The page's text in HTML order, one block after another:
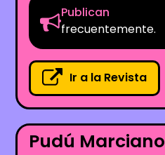
Publican
frecuentemente.
Ir a la Revista
Pudú Marciano